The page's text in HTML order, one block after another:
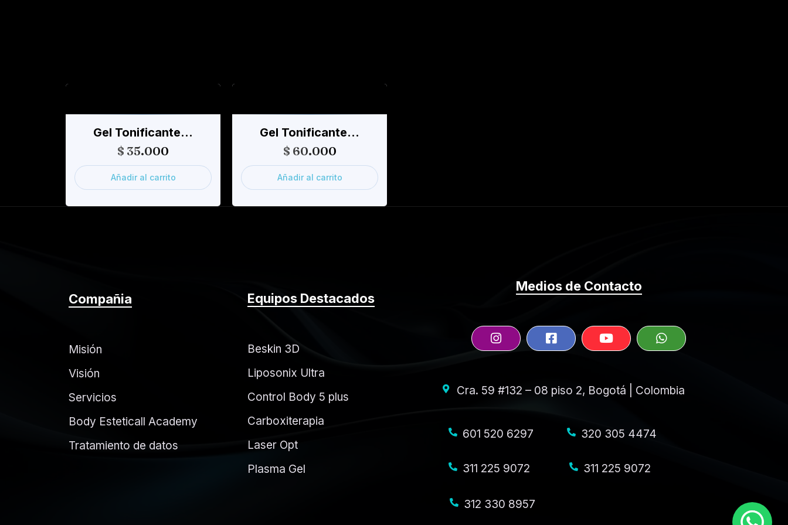
Gel Tonificante…
$ 35.000
Añadir al carrito
Gel Tonificante…
$ 60.000
Añadir al carrito
Compañia
Misión
Visión
Servicios
Body Esteticall Academy
Tratamiento de datos
Equipos Destacados
Beskin 3D
Liposonix Ultra
Control Body 5 plus
Carboxiterapia
Laser Opt
Plasma Gel
Medios de Contacto
Cra. 59 #132 – 08 piso 2, Bogotá | Colombia
601 520 6297 320 305 4474
311 225 9072 311 225 9072
312 330 8957